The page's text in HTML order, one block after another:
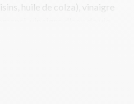
huile de colza), vinaigre